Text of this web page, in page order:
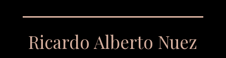
Ricardo Alberto Nuez